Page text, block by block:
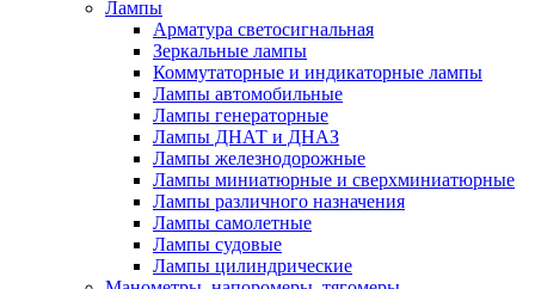
Лампы
Арматура светосигнальная
Зеркальные лампы
Коммутаторные и индикаторные лампы
Лампы автомобильные
Лампы генераторные
Лампы ДНАТ и ДНАЗ
Лампы железнодорожные
Лампы миниатюрные и сверхминиатюрные
Лампы различного назначения
Лампы самолетные
Лампы судовые
Лампы цилиндрические